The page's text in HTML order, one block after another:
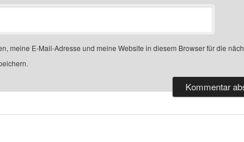
meine E-Mail-Adresse und meine Website in diesem Browser für die